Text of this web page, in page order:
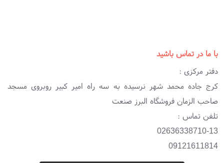
با ما در تماس باشید
دفتر مرکزی :
کرج جاده محمد شهر نرسیده به سه راه امیر کبیر روبروی مسجد
صاحب الزمان فروشگاه البرز صنعت
تلفن تماس :
02636338710-13
09121611814